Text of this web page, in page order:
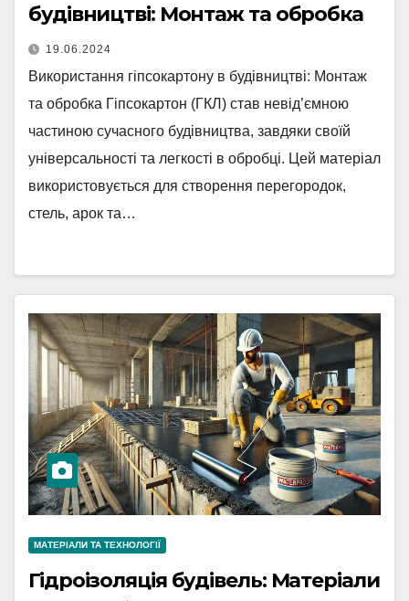
будівництві: Монтаж та обробка
19.06.2024
Використання гіпсокартону в будівництві: Монтаж
та обробка Гіпсокартон (ГКЛ) став невід’ємною
частиною сучасного будівництва, завдяки своїй
універсальності та легкості в обробці. Цей матеріал
використовується для створення перегородок,
стель, арок та…
МАТЕРІАЛИ ТА ТЕХНОЛОГІЇ
Гідроізоляція будівель: Матеріали